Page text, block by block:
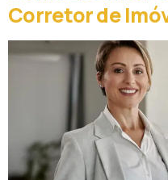
Corretor de